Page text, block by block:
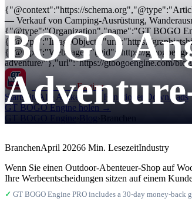
{"@context":"https://
— Verkauf von Camping-Ausrüstung,
{"@type":"Organization","name":"GT BOGO
{"@type":"ImageObject","url":"https://
{"@type":"WebPage","@id":"https://
adventure/"},"url":"https://gtbogoengine.com/
GT BOGOEngine
Startseite Alle Artikel Funktionen Downloads
GT BOGO Engine holen →
GT BOGO Engine ›Blog ›Branchen
BOGO
BranchenApril 20266 Min. LesezeitIndustry
Wenn Sie einen Outdoor-Abenteuer-Shop auf
Ihre Werbeentscheidungen sitzen auf einem
✓ GT BOGO Engine PRO includes a 30-day money-back